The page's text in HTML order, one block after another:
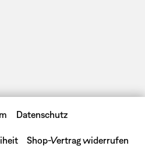
Datenschutz
Shop-Vertrag widerrufen